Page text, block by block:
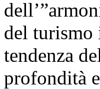
del turismo
tendenza
profondità